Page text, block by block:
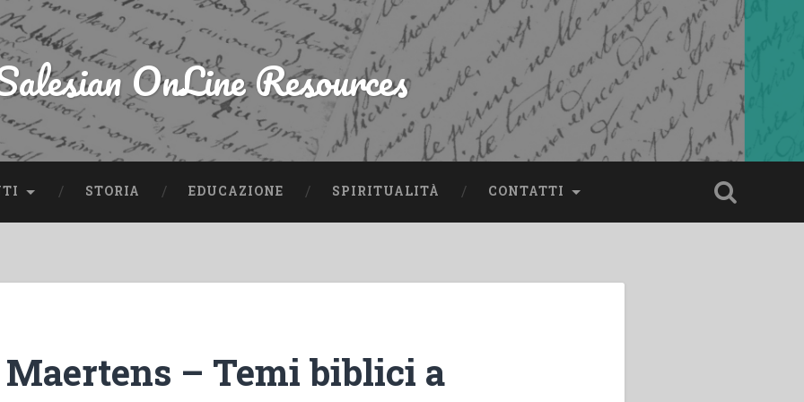
OnLine Resources
STORIA EDUCAZIONE SPIRITUALITÀ CONTATTI
– Temi biblici a